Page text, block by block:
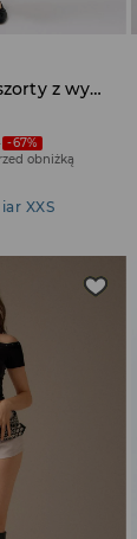
Jasnoszare mikroszorty z wywijanym pasem
-67%
obniżką
XXS